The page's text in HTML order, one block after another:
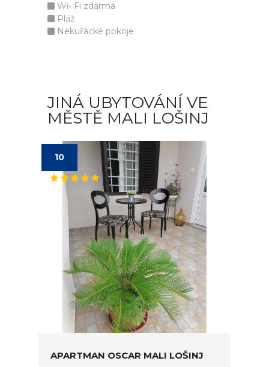
Wi- Fi zdarma
Pláž
Nekuřácké pokoje
JINÁ UBYTOVÁNÍ VE
MĚSTĚ MALI LOŠINJ
10
APARTMAN OSCAR MALI LOŠINJ